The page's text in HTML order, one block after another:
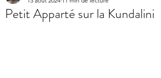
Petit Apparté sur la Kundalini